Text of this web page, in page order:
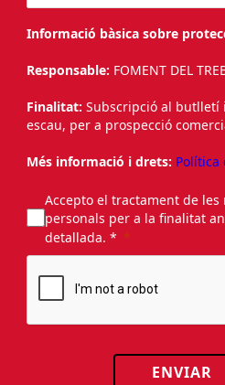
Informació bàsica sobre
Responsable: FOMENT DEL
Finalitat: Subscripció al butlletí
escau, per a prospecció
Més informació i drets: Política
Accepto el tractament de les
personals per a la finalitat
detallada. *
ENVIAR